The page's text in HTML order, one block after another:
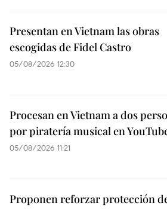
Presentan en Vietnam las obras
escogidas de Fidel Castro
05/08/2026 12:30
Procesan en Vietnam a dos
por piratería musical en
05/08/2026 11:21
Proponen reforzar protección